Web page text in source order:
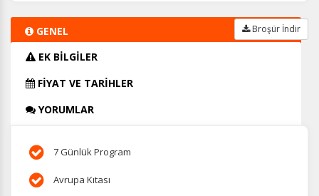
GENEL
EK BİLGİLER
FİYAT VE TARİHLER
YORUMLAR
Broşür İndir
7 Günlük Program
Avrupa Kıtası